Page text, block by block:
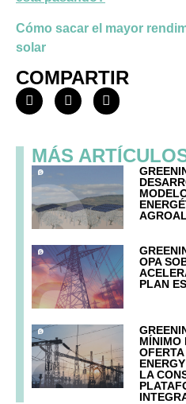
Cómo sacar el mayor
solar
COMPARTIR
MÁS
OPA
PLAN
MÍNIMO
LA